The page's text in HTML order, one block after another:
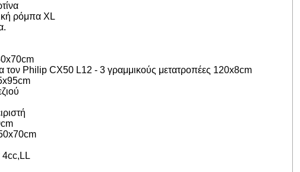
ρόμπα XL
τον Philip CX50 L12 - 3 γραμμικούς μετατροπέες 120x8cm
4cc,LL